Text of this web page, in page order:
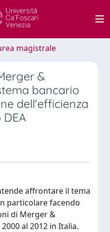
magistrale
&
bancario
dell'efficienza
affrontare il tema
particolare facendo
di Merger &
al 2012 in Italia.